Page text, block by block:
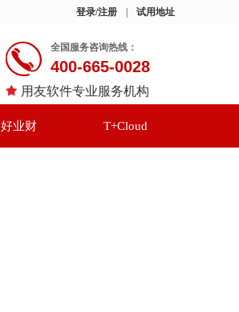
登录/注册 试用地址
全国服务咨询热线：
400-665-0028
用友软件专业服务机构
好业财 T+Cloud